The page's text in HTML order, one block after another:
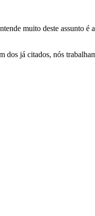
muito deste assunto
já citados, nós